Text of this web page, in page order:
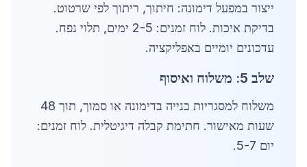
ייצור במפעל דימונה: חיתוך, ריתוך לפי שרטוט.
בדיקת איכות. לוח זמנים: 2-5 ימים, תלוי נפח.
עדכונים יומיים באפליקציה.
שלב 5: משלוח ואיסוף
משלוח למסגריות בנייה בדימונה או סמוך, תוך 48
שעות מאישור. חתימת קבלה דיגיטלית. לוח זמנים:
יום 5-7.